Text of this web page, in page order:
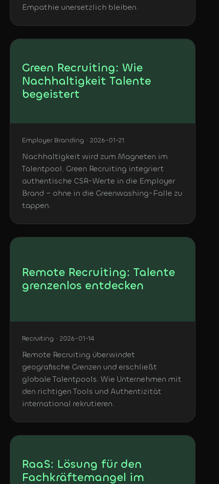
Empathie unersetzlich bleiben.
Green Recruiting: Wie
Nachhaltigkeit Talente
begeistert
Employer Branding · 2026-01-21
Nachhaltigkeit wird zum Magneten im
Talentpool. Green Recruiting integriert
authentische CSR-Werte in die Employer
Brand – ohne in die Greenwashing-Falle zu
tappen.
Remote Recruiting: Talente
grenzenlos entdecken
Recruiting · 2026-01-14
Remote Recruiting überwindet
geografische Grenzen und erschließt
globale Talentpools. Wie Unternehmen mit
den richtigen Tools und Authentizität
international rekrutieren.
RaaS: Lösung für den
Fachkräftemangel im